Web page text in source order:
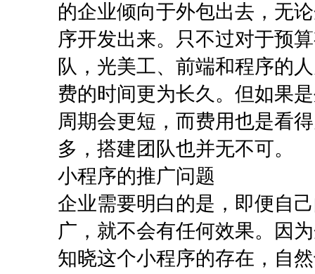
的企业倾向于外包出去，无
序开发出来。只不过对于预
队，光美工、前端和程序的
费的时间更为长久。但如果
周期会更短，而费用也是看
多，搭建团队也并无不可。
小程序的推广问题
企业需要明白的是，即便自
广，就不会有任何效果。因
知晓这个小程序的存在，自